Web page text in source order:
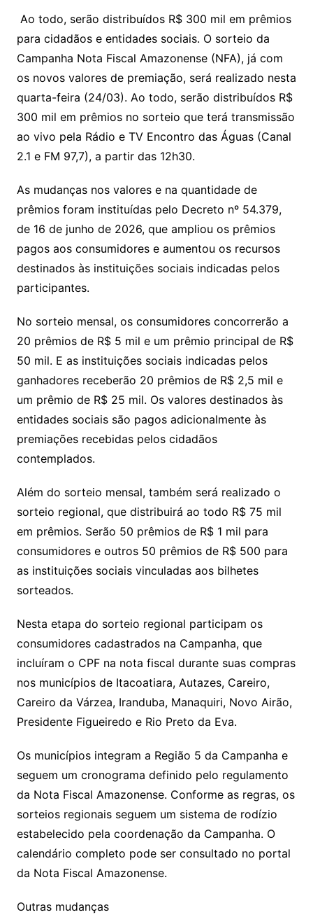
Li
n
k
A
p
p
a
m
dI
n
e
Cl
a
s
sr
o
o
s
a
g
e
o
k.
c
o
m
p
e
o
o
M
ai
l
a
d
s
l
e
Ao todo, serão distribuídos R$ 300 mil em prêmios
para cidadãos e entidades sociais. O sorteio da
Campanha Nota Fiscal Amazonense (NFA), já com
os novos valores de premiação, será realizado nesta
quarta-feira (24/03). Ao todo, serão distribuídos R$
300 mil em prêmios no sorteio que terá transmissão
ao vivo pela Rádio e TV Encontro das Águas (Canal
2.1 e FM 97,7), a partir das 12h30.
As mudanças nos valores e na quantidade de
prêmios foram instituídas pelo Decreto nº 54.379,
de 16 de junho de 2026, que ampliou os prêmios
pagos aos consumidores e aumentou os recursos
destinados às instituições sociais indicadas pelos
participantes.
No sorteio mensal, os consumidores concorrerão a
20 prêmios de R$ 5 mil e um prêmio principal de R$
50 mil. E as instituições sociais indicadas pelos
ganhadores receberão 20 prêmios de R$ 2,5 mil e
um prêmio de R$ 25 mil. Os valores destinados às
entidades sociais são pagos adicionalmente às
premiações recebidas pelos cidadãos
contemplados.
Além do sorteio mensal, também será realizado o
sorteio regional, que distribuirá ao todo R$ 75 mil
em prêmios. Serão 50 prêmios de R$ 1 mil para
consumidores e outros 50 prêmios de R$ 500 para
as instituições sociais vinculadas aos bilhetes
sorteados.
Nesta etapa do sorteio regional participam os
consumidores cadastrados na Campanha, que
incluíram o CPF na nota fiscal durante suas compras
nos municípios de Itacoatiara, Autazes, Careiro,
Careiro da Várzea, Iranduba, Manaquiri, Novo Airão,
Presidente Figueiredo e Rio Preto da Eva.
Os municípios integram a Região 5 da Campanha e
seguem um cronograma definido pelo regulamento
da Nota Fiscal Amazonense. Conforme as regras, os
sorteios regionais seguem um sistema de rodízio
estabelecido pela coordenação da Campanha. O
calendário completo pode ser consultado no portal
da Nota Fiscal Amazonense.
Outras mudanças